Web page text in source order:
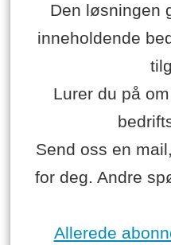
Den løsningen
inneholdende
Lurer du på
Send oss en
for deg. Andre
Allerede